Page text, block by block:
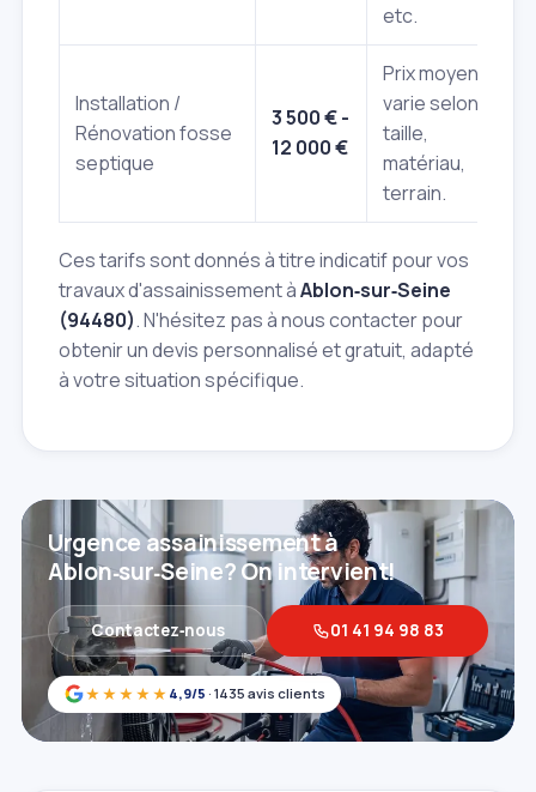
etc.
Installation /
Rénovation fosse
septique
3 500 € -
12 000 €
Prix moyen,
varie selon
taille,
matériau,
terrain.
Ces tarifs sont donnés à titre indicatif pour vos
travaux d'assainissement àAblon‑sur‑Seine
(94480). N'hésitez pas à nous contacter pour
obtenir un devis personnalisé et gratuit, adapté
à votre situation spécifique.
★★★★★ 4,9/5 · 1435 avis clients
Urgence assainissement à
Ablon‑sur‑Seine? On intervient!
Contactez‑nous 01 41 94 98 83